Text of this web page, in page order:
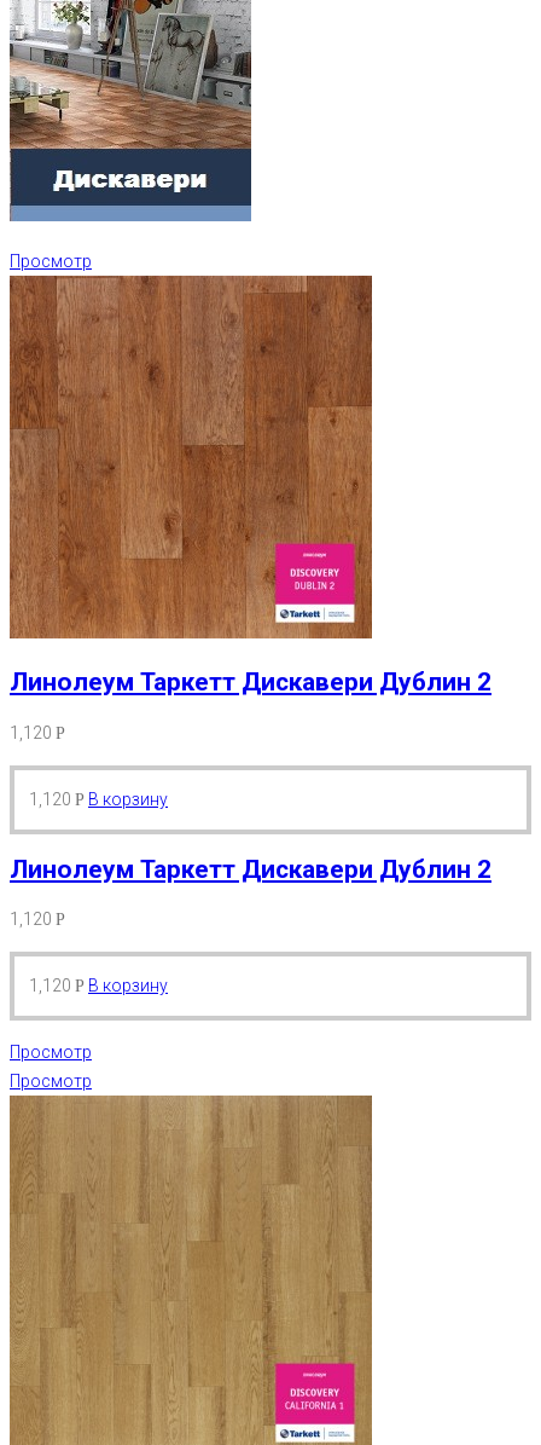
Просмотр
Линолеум Таркетт Дискавери Дублин 2
1,120 Р
1,120 Р В корзину
Линолеум Таркетт Дискавери Дублин 2
1,120 Р
1,120 Р В корзину
Просмотр
Просмотр